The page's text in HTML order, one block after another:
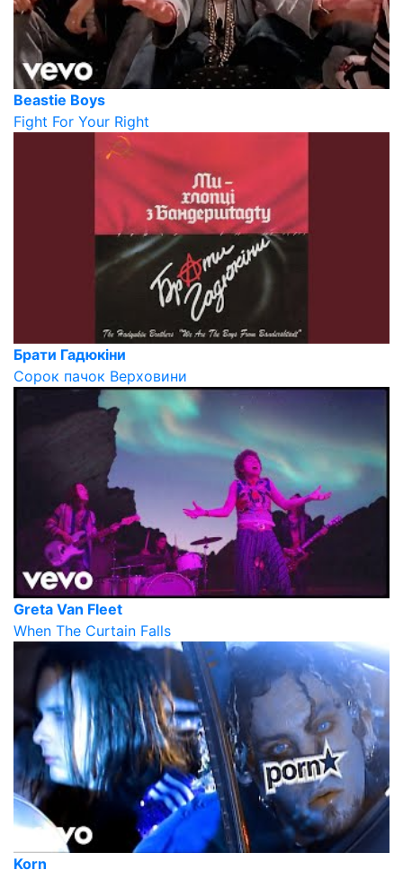
Beastie Boys
Fight For Your Right
Брати Гадюкіни
Сорок пачок Верховини
Greta Van Fleet
When The Curtain Falls
Korn